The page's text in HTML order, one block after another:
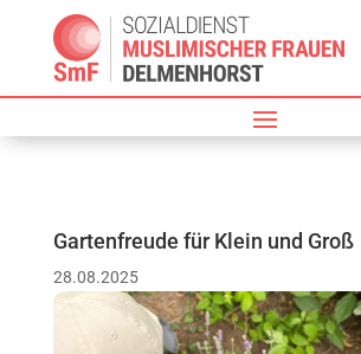
Gartenfreude für Klein und Groß
28.08.2025